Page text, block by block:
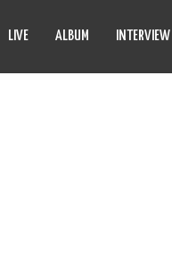
LIVE ALBUM INTERVIEW